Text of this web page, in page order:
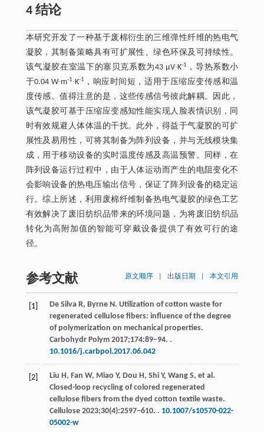
4 结论
本研究开发了一种基于废棉衍生的三维弹性纤维的热电气
凝胶，其制备策略具有可扩展性、绿色环保及可持续性。
该气凝胶在室温下的塞贝克系数为43 μV∙K-1
，导热系数小
于0.04 W∙m-1∙K-1
，响应时间短，适用于压缩应变传感和温
度传感。值得注意的是，这些传感信号彼此解耦。因此，
该气凝胶可基于压缩应变感知性能实现人脸表情识别，同
时有效规避人体体温的干扰。此外，得益于气凝胶的可扩
展性及易用性，可将其制备为阵列设备，并与无线模块集
成，用于移动设备的实时温度传感及高温预警。同样，在
阵列设备运行过程中，由于人体运动而产生的电阻变化不
会影响设备的热电压输出信号，保证了阵列设备的稳定运
行。综上所述，利用废棉纤维制备热电气凝胶的绿色工艺
有效解决了废旧纺织品带来的环境问题，为将废旧纺织品
转化为高附加值的智能可穿戴设备提供了有效可行的途
径。
参考文献 原文顺序 出版日期 本文引用
[1] De Silva R, Byrne N. Utilization of cotton waste for
regenerated cellulose fibers: influence of the degree
of polymerization on mechanical properties.
Carbohydr Polym 2017;174:89‒94. .
10.1016/j.carbpol.2017.06.042
[2] Liu H, Fan W, Miao Y, Dou H, Shi Y, Wang S, et al.
Closed-loop recycling of colored regenerated
cellulose fibers from the dyed cotton textile waste.
Cellulose 2023;30(4):2597‒610. . 10.1007/s10570-022-
05002-w